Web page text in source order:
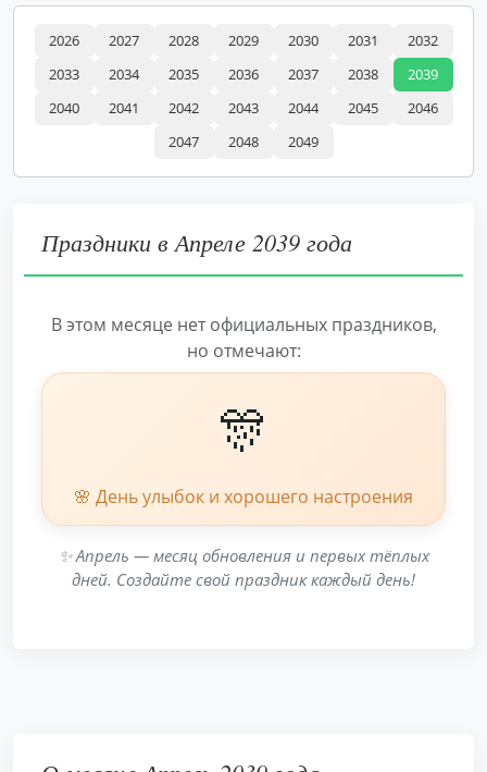
2026 2027 2028 2029 2030 2031
2032
2033
2034 2035 2036 2037 2038
2039
2040
2041 2042 2043 2044 2045
2046
2047
2048 2049
Праздники в Апреле 2039 года
В этом месяце нет официальных праздников,
но отмечают:
🎊
🌸 День улыбок и хорошего настроения
✨ Апрель — месяц обновления и первых тёплых
дней. Создайте свой праздник каждый день!